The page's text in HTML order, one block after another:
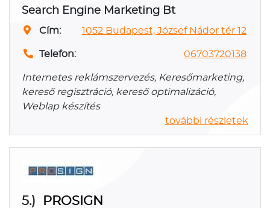
Search Engine Marketing Bt
Cím: 1052 Budapest, József Nádor tér 12
Telefon: 06703720138
Internetes reklámszervezés, Keresőmarketing,
kereső regisztráció, kereső optimalizáció,
Weblap készítés
további részletek
5.) PROSIGN